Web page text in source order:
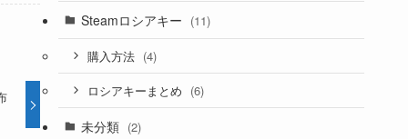
Steamロシアキー (11)
購入方法 (4)
ロシアキーまとめ (6)
未分類 (2)